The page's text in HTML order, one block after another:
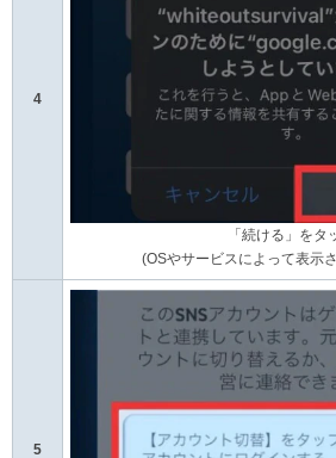
4
「続ける」をタ
(OSやサービスによって表示
5